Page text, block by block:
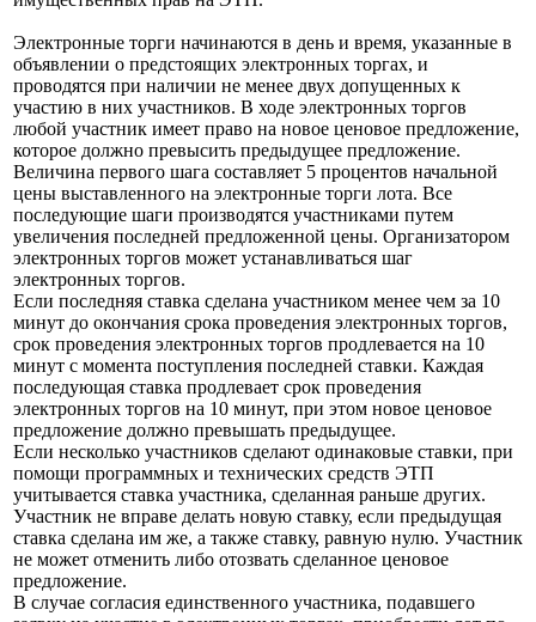
Электронные торги начинаются в день и время, указанные в
объявлении о предстоящих электронных торгах, и
проводятся при наличии не менее двух допущенных к
участию в них участников. В ходе электронных торгов
любой участник имеет право на новое ценовое предложение,
которое должно превысить предыдущее предложение.
Величина первого шага составляет 5 процентов начальной
цены выставленного на электронные торги лота. Все
последующие шаги производятся участниками путем
увеличения последней предложенной цены. Организатором
электронных торгов может устанавливаться шаг
электронных торгов.
Если последняя ставка сделана участником менее чем за 10
минут до окончания срока проведения электронных торгов,
срок проведения электронных торгов продлевается на 10
минут с момента поступления последней ставки. Каждая
последующая ставка продлевает срок проведения
электронных торгов на 10 минут, при этом новое ценовое
предложение должно превышать предыдущее.
Если несколько участников сделают одинаковые ставки, при
помощи программных и технических средств ЭТП
учитывается ставка участника, сделанная раньше других.
Участник не вправе делать новую ставку, если предыдущая
ставка сделана им же, а также ставку, равную нулю. Участник
не может отменить либо отозвать сделанное ценовое
предложение.
В случае согласия единственного участника, подавшего